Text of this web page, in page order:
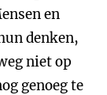
en
denken,
niet op
genoeg te